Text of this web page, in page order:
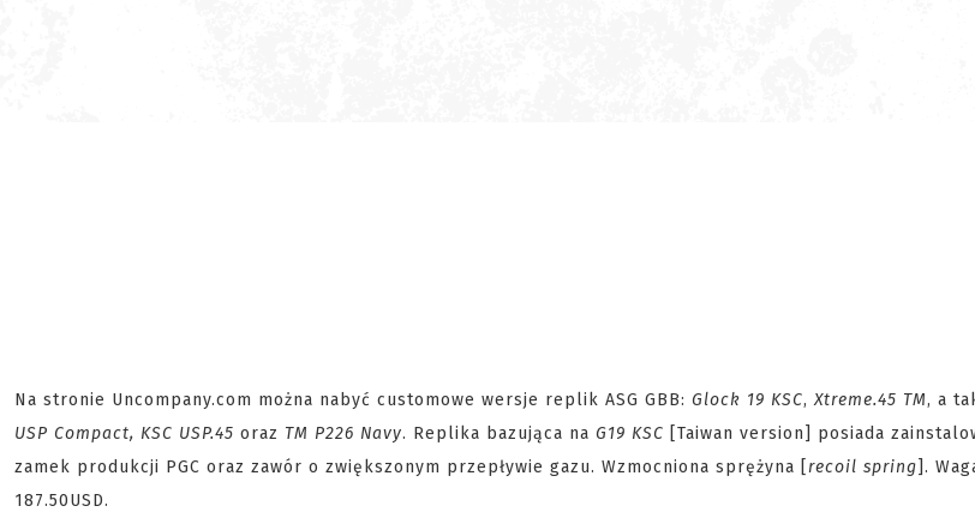
Na stronie Uncompany.com można nabyć customowe wersje replik ASG GBB: Glock 19 KSC,Xtreme.45 TM, a
USP Compact, KSC USP.45 oraz TM P226 Navy. Replika bazująca na G19 KSC [Taiwan version] posiada
zamek produkcji PGC oraz zawór o zwiększonym przepływie gazu. Wzmocniona sprężyna [recoil spring].
187.50USD.